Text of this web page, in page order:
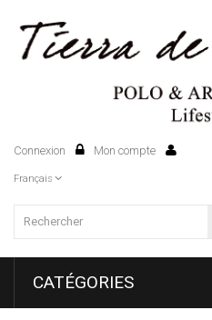
Connexion Mon compte
Français
CATÉGORIES